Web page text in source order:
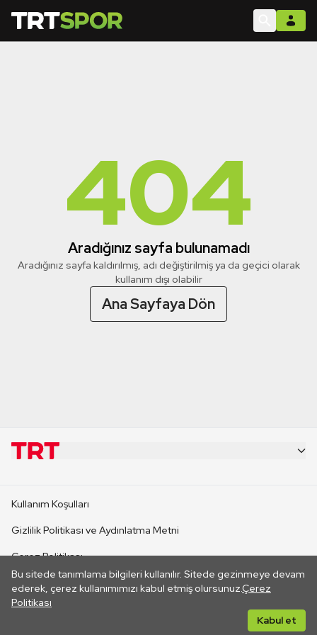
404
Aradığınız sayfa bulunamadı
Aradığınız sayfa kaldırılmış, adı değiştirilmiş ya da geçici olarak
kullanım dışı olabilir
Ana Sayfaya Dön
Bu sitede tanımlama bilgileri kullanılır. Sitede gezinmeye devam
ederek, çerez kullanımımızı kabul etmiş olursunuz.Çerez
Politikası
Kabul et
CANLI YAYINLAR
Kullanım Koşulları
Gizlilik Politikası ve Aydınlatma Metni
Çerez Politikası
İletişim
Her hakkı saklıdır. ©2026 TRT. Bağlantı yoluyla gidilen dış